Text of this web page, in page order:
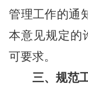
管理工作的通
本意见规定的
可要求。
三、规范